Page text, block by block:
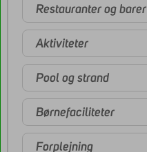
Restauranter og barer
Aktiviteter
Pool og strand
Børnefaciliteter
Forplejning